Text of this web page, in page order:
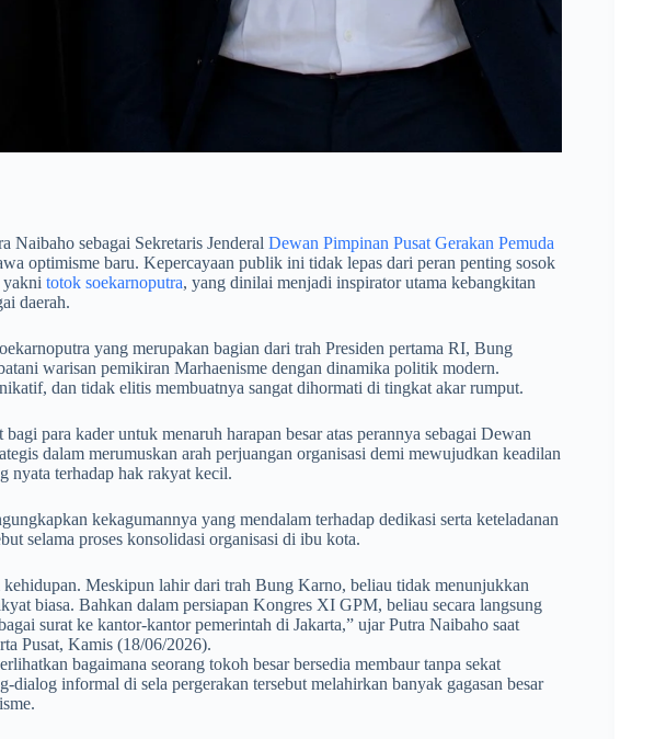
Naibaho sebagai Sekretaris Jenderal Dewan Pimpinan Pusat Gerakan Pemuda
optimisme baru. Kepercayaan publik ini tidak lepas dari peran penting sosok
yakni totok soekarnoputra, yang dinilai menjadi inspirator utama kebangkitan
daerah.
yang merupakan bagian dari trah Presiden pertama RI, Bung
warisan pemikiran Marhaenisme dengan dinamika politik modern.
dan tidak elitis membuatnya sangat dihormati di tingkat akar rumput.
para kader untuk menaruh harapan besar atas perannya sebagai Dewan
dalam merumuskan arah perjuangan organisasi demi mewujudkan keadilan
nyata terhadap hak rakyat kecil.
kekagumannya yang mendalam terhadap dedikasi serta keteladanan
selama proses konsolidasi organisasi di ibu kota.
kehidupan. Meskipun lahir dari trah Bung Karno, beliau tidak menunjukkan
biasa. Bahkan dalam persiapan Kongres XI GPM, beliau secara langsung
surat ke kantor-kantor pemerintah di Jakarta,” ujar Putra Naibaho saat
Pusat, Kamis (18/06/2026).
bagaimana seorang tokoh besar bersedia membaur tanpa sekat
dialog informal di sela pergerakan tersebut melahirkan banyak gagasan besar